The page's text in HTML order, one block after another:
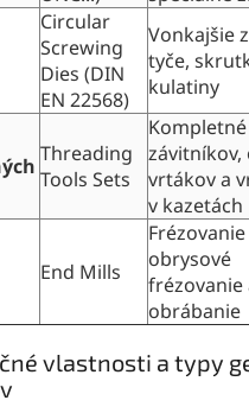
Circular
Screwing
Dies (DIN
EN 22568)
Vonkajšie
tyče,
kulatiny
Threading
Tools Sets
závitníkov,
vrtákov a
v kazetách
End Mills
obrysové
frézovanie
obrábanie
vlastnosti a typy